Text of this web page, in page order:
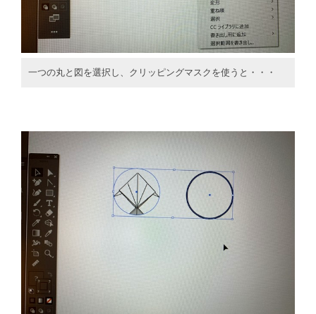
一つの丸と図を選択し、クリッピングマスクを使うと・・・